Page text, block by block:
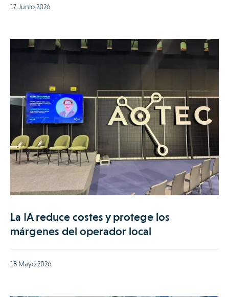
17 Junio 2026
La IA reduce costes y protege los
márgenes del operador local
18 Mayo 2026